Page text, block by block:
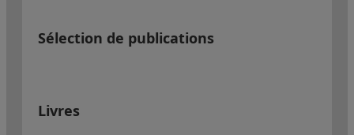
Sélection de publications
Livres